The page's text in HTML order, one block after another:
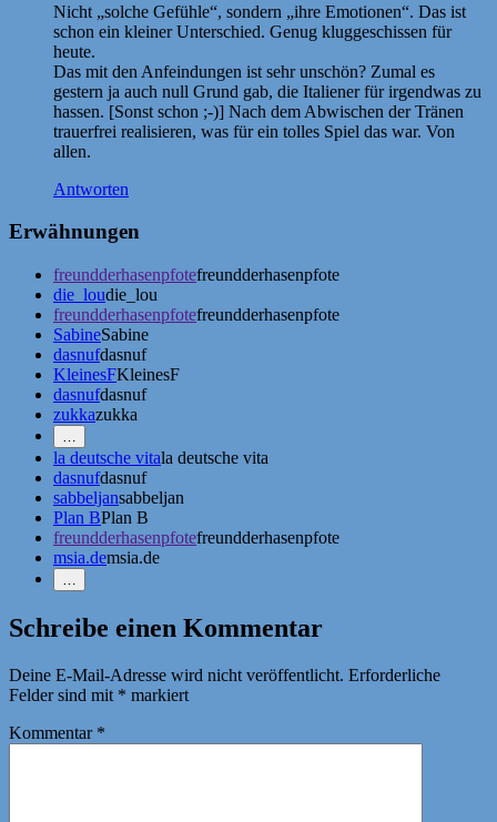
Nicht „solche Gefühle“, sondern „ihre Emotionen“. Das ist
schon ein kleiner Unterschied. Genug kluggeschissen für
heute.
Das mit den Anfeindungen ist sehr unschön? Zumal es
gestern ja auch null Grund gab, die Italiener für irgendwas zu
hassen. [Sonst schon ;-)] Nach dem Abwischen der Tränen
trauerfrei realisieren, was für ein tolles Spiel das war. Von
allen.
Antworten
Erwähnungen
freundderhasenpfotefreundderhasenpfote
die_loudie_lou
freundderhasenpfotefreundderhasenpfote
SabineSabine
dasnufdasnuf
KleinesFKleinesF
dasnufdasnuf
zukkazukka
…
Erwähnungen
zeigen
la deutsche vitala deutsche vita
dasnufdasnuf
sabbeljansabbeljan
Plan BPlan B
freundderhasenpfotefreundderhasenpfote
msia.demsia.de
…
Erwähnungen
Schreibe einen Kommentar
Deine E-Mail-Adresse wird nicht veröffentlicht. Erforderliche
Felder sind mit * markiert
Kommentar *